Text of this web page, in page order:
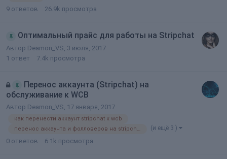
9 ответов 26.9k просмотра
Оптимальный прайс для работы на Stripchat
Автор Deamon_VS 3 июля, 2017
1 ответ 7.4k просмотра
Перенос аккаунта (Stripchat) на
обслуживание к WCB
Автор Deamon_VS, 17 января, 2017
как перенести аккаунт stripchat к wcb
перенос аккаунта и фолловеров на stripchat
(и ещё 3 )
0 ответов 6.1k просмотра